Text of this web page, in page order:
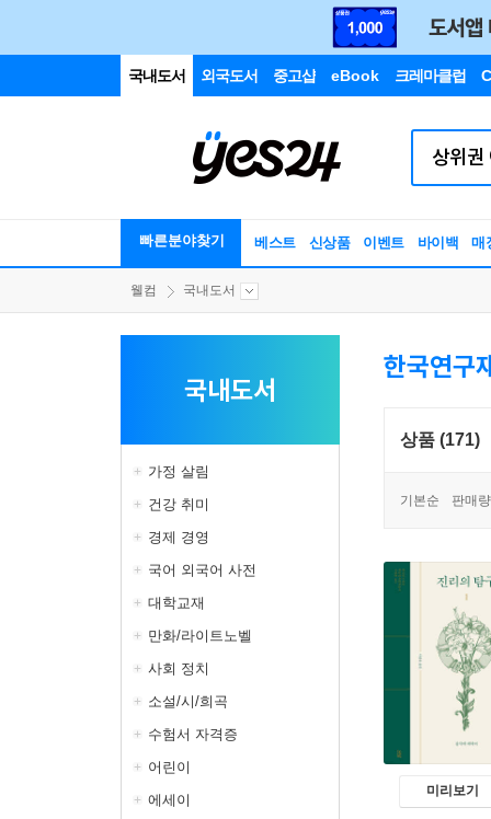
국내도서 외국도서 중고샵 eBook 크레마클럽
빠른분야찾기 베스트 신상품 이벤트 바이백 매
웰컴 국내도서
국내도서
가정 살림
건강 취미
경제 경영
국어 외국어 사전
대학교재
만화/라이트노벨
사회 정치
소설/시/희곡
수험서 자격증
어린이
에세이
한국연구
상품 (171)
기본순 판매
미리보기